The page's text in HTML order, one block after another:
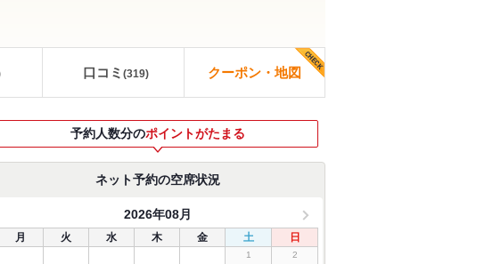
口コミ (319) クーポン・地図
予約人数分のポイントがたまる
ネット予約の空席状況
2026年08月
月 火 水 木 金 土 日
1 2